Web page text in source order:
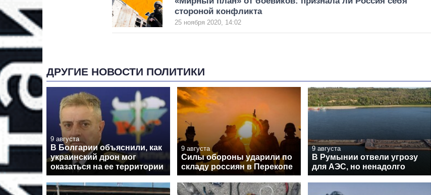
стороной конфликта
25 ноября 2020, 14:02
ДРУГИЕ НОВОСТИ ПОЛИТИКИ
9 августа
В Болгарии объяснили, как
украинский дрон мог
оказаться на ее территории
9 августа
Силы обороны ударили по
складу россиян в Перекопе
9 августа
В Румынии отвели угрозу
для АЭС, но ненадолго